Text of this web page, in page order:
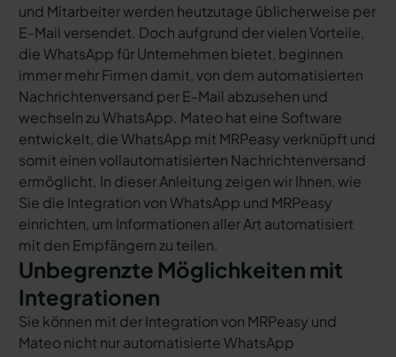
und Mitarbeiter werden heutzutage üblicherweise per
E-Mail versendet. Doch aufgrund der vielen Vorteile,
die WhatsApp für Unternehmen bietet, beginnen
immer mehr Firmen damit, von dem automatisierten
Nachrichtenversand per E-Mail abzusehen und
wechseln zu WhatsApp. Mateo hat eine Software
entwickelt, die WhatsApp mit MRPeasy verknüpft und
somit einen vollautomatisierten Nachrichtenversand
ermöglicht. In dieser Anleitung zeigen wir Ihnen, wie
Sie die Integration von WhatsApp und MRPeasy
einrichten, um Informationen aller Art automatisiert
mit den Empfängern zu teilen.
Unbegrenzte Möglichkeiten mit
Integrationen
Sie können mit der Integration von MRPeasy und
Mateo nicht nur automatisierte WhatsApp